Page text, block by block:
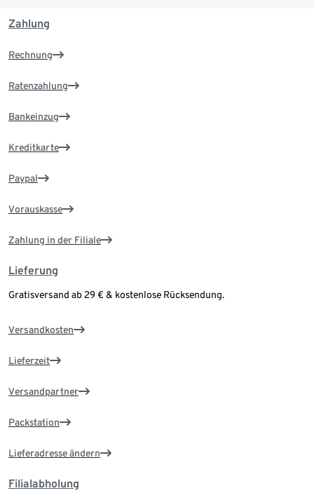
Zahlung
Rechnung
Ratenzahlung
Bankeinzug
Kreditkarte
Paypal
Vorauskasse
Zahlung in der Filiale
Lieferung
Gratisversand ab 29 € & kostenlose Rücksendung.
Versandkosten
Lieferzeit
Versandpartner
Packstation
Lieferadresse ändern
Filialabholung